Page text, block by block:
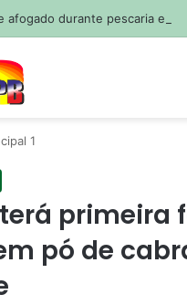
1
primeira
pó de